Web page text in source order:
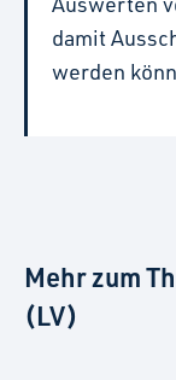
damit
werden
Mehr zum
(LV)